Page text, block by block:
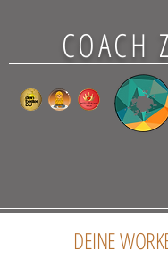
COACH
DEINE